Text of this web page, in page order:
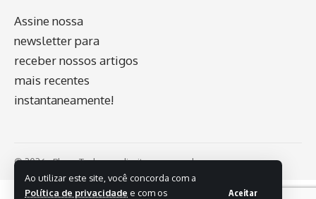
Ao utilizar este site, você concorda com a
Política de privacidade e com os Aceitar
Assine nossa
newsletter para
receber nossos artigos
mais recentes
instantaneamente!
© 2026 - Plug - Todos os direitos reservados.